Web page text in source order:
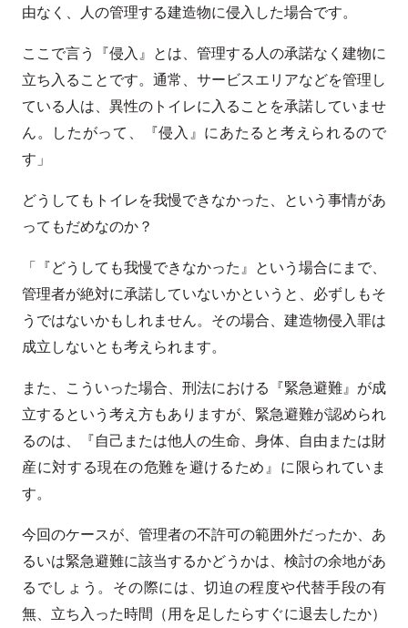
由なく、人の管理する建造物に侵入した場合です。
ここで言う『侵入』とは、管理する人の承諾なく建物に
立ち入ることです。通常、サービスエリアなどを管理し
ている人は、異性のトイレに入ることを承諾していませ
ん。したがって、『侵入』にあたると考えられるので
す」
どうしてもトイレを我慢できなかった、という事情があ
ってもだめなのか？
「『どうしても我慢できなかった』という場合にまで、
管理者が絶対に承諾していないかというと、必ずしもそ
うではないかもしれません。その場合、建造物侵入罪は
成立しないとも考えられます。
また、こういった場合、刑法における『緊急避難』が成
立するという考え方もありますが、緊急避難が認められ
るのは、『自己または他人の生命、身体、自由または財
産に対する現在の危難を避けるため』に限られていま
す。
今回のケースが、管理者の不許可の範囲外だったか、あ
るいは緊急避難に該当するかどうかは、検討の余地があ
るでしょう。その際には、切迫の程度や代替手段の有
無、立ち入った時間（用を足したらすぐに退去したか）